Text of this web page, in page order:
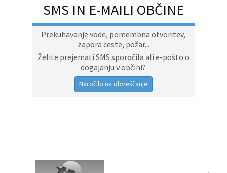
SMS IN E-MAILI OBČINE
Prekuhavanje vode, pomembna otvoritev,
zapora ceste, požar...
Želite prejemati SMS sporočila ali e-pošto o
dogajanju v občini?
Naročilo na obveščanje